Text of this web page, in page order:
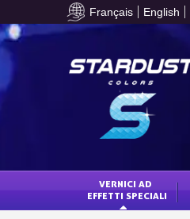
Français English
VERNICI AD
EFFETTI SPECIALI